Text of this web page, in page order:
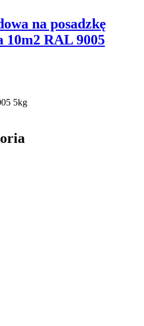
na posadzkę
10m2 RAL 9005
5kg